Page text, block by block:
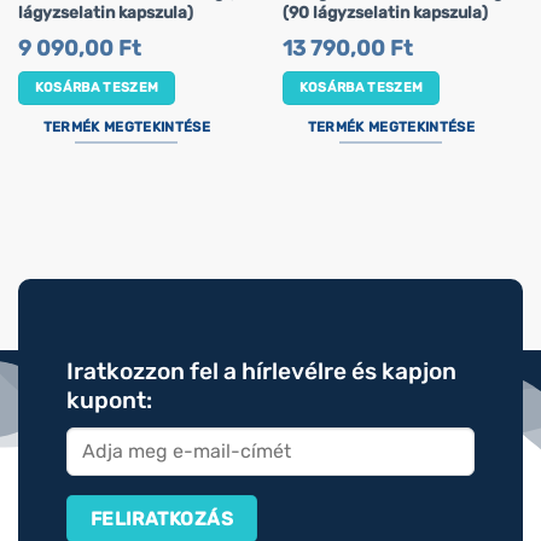
lágyzselatin kapszula)
9 090,00 Ft
KOSÁRBA TESZEM
TERMÉK MEGTEKINTÉSE
(90 lágyzselatin kapszula)
13 790,00 Ft
KOSÁRBA TESZEM
TERMÉK MEGTEKINTÉSE
Iratkozzon fel a hírlevélre és kapjon
kupont: